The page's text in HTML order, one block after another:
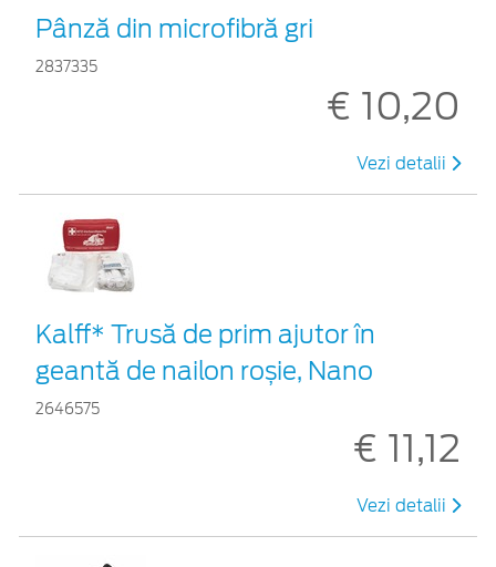
Pânză din microfibră gri
2837335
€ 10,20
Vezi detalii
Kalff* Trusă de prim ajutor în
geantă de nailon roșie, Nano
2646575
€ 11,12
Vezi detalii